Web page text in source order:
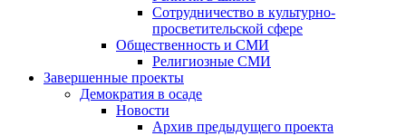
Сотрудничество в культурно-
просветительской сфере
Общественность и СМИ
Религиозные СМИ
Завершенные проекты
Демократия в осаде
Новости
Архив предыдущего проекта